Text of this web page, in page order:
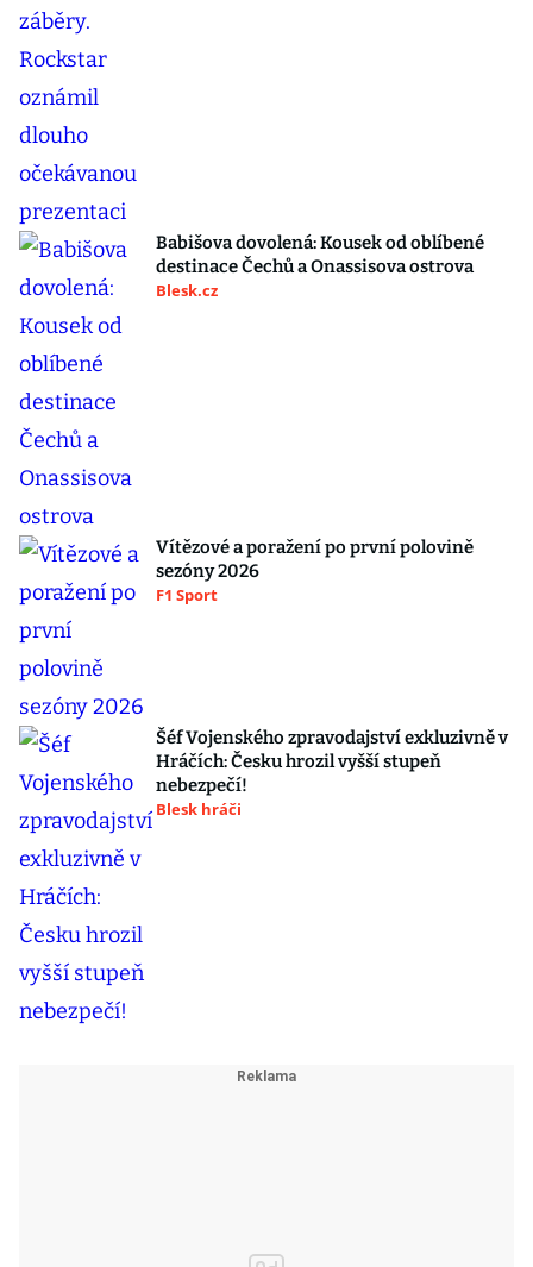
Babišova dovolená: Kousek od oblíbené
destinace Čechů a Onassisova ostrova
Blesk.cz
Vítězové a poražení po první polovině
sezóny 2026
F1 Sport
Šéf Vojenského zpravodajství exkluzivně v
Hráčích: Česku hrozil vyšší stupeň
nebezpečí!
Blesk hráči